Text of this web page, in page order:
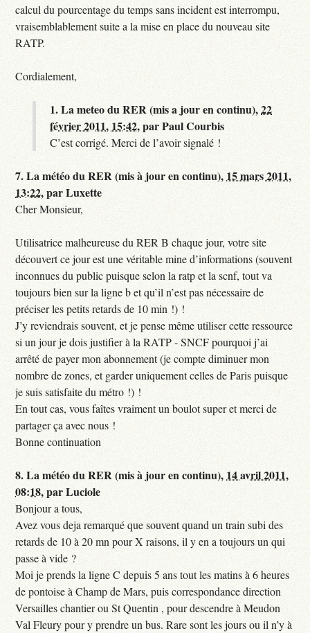
calcul du pourcentage du temps sans incident est interrompu,
vraisemblablement suite a la mise en place du nouveau site
RATP.
Cordialement,
1.La meteo du RER (mis a jour en continu),22
février 2011, 15:42,parPaul Courbis
C’est corrigé. Merci de l’avoir signalé !
7.La météo du RER (mis à jour en continu), 15 mars 2011,
13:22,parLuxette
Cher Monsieur,
Utilisatrice malheureuse du RER B chaque jour, votre site
découvert ce jour est une véritable mine d’informations (souvent
inconnues du public puisque selon la ratp et la scnf, tout va
toujours bien sur la ligne b et qu’il n’est pas nécessaire de
préciser les petits retards de 10 min !) !
J’y reviendrais souvent, et je pense même utiliser cette ressource
si un jour je dois justifier à la RATP - SNCF pourquoi j’ai
arrêté de payer mon abonnement (je compte diminuer mon
nombre de zones, et garder uniquement celles de Paris puisque
je suis satisfaite du métro !) !
En tout cas, vous faîtes vraiment un boulot super et merci de
partager ça avec nous !
Bonne continuation
8.La météo du RER (mis à jour en continu), 14 avril 2011,
08:18,parLuciole
Bonjour a tous,
Avez vous deja remarqué que souvent quand un train subi des
retards de 10 à 20 mn pour X raisons, il y en a toujours un qui
passe à vide ?
Moi je prends la ligne C depuis 5 ans tout les matins à 6 heures
de pontoise à Champ de Mars, puis correspondance direction
Versailles chantier ou St Quentin , pour descendre à Meudon
Val Fleury pour y prendre un bus. Rare sont les jours ou il n’y à